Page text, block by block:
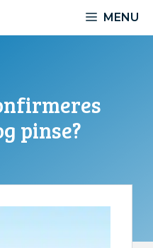
MENU
pinse?